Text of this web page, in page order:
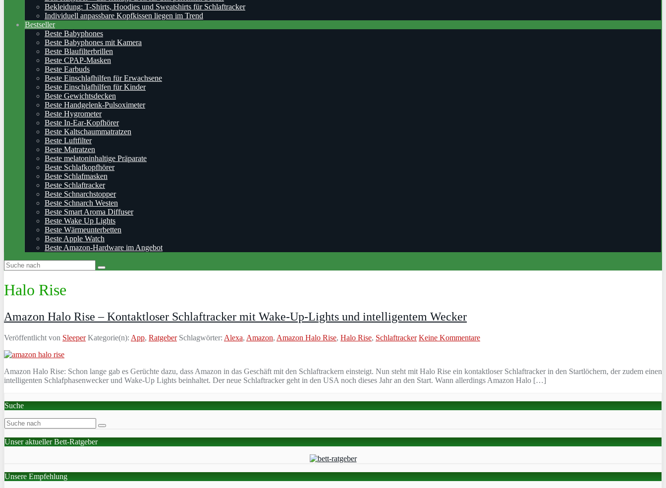
Bekleidung: T-Shirts, Hoodies und Sweatshirts für Schlaftracker
Individuell anpassbare Kopfkissen liegen im Trend
Bestseller
Beste Babyphones
Beste Babyphones mit Kamera
Beste Blaufilterbrillen
Beste CPAP-Masken
Beste Earbuds
Beste Einschlafhilfen für Erwachsene
Beste Einschlafhilfen für Kinder
Beste Gewichtsdecken
Beste Handgelenk-Pulsoximeter
Beste Hygrometer
Beste In-Ear-Kopfhörer
Beste Kaltschaummatratzen
Beste Luftfilter
Beste Matratzen
Beste melatoninhaltige Präparate
Beste Schlafkopfhörer
Beste Schlafmasken
Beste Schlaftracker
Beste Schnarchstopper
Beste Schnarch Westen
Beste Smart Aroma Diffuser
Beste Wake Up Lights
Beste Wärmeunterbetten
Beste Apple Watch
Beste Amazon-Hardware im Angebot
Halo Rise
Amazon Halo Rise – Kontaktloser Schlaftracker mit Wake-Up-Lights und intelligentem Wecker
Veröffentlicht von Sleeper Kategorie(n): App, RatgeberSchlagwörter: Alexa, Amazon, Amazon Halo Rise, Halo Rise, Schlaftracker Keine Kommentare
Amazon Halo Rise: Schon lange gab es Gerüchte dazu, dass Amazon in das Geschäft mit den Schlaftrackern einsteigt. Nun steht mit Halo Rise ein kontaktloser Schlaftracker in den Startlöchern, der zudem einen
intelligenten Schlafphasenwecker und Wake-Up Lights beinhaltet. Der neue Schlaftracker geht in den USA noch dieses Jahr an den Start. Wann allerdings Amazon Halo […]
Suche
Unser aktueller Bett-Ratgeber
Unsere Empfehlung